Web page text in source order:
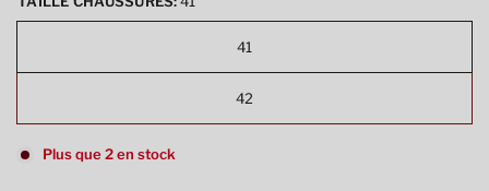
41
42
Plus que 2 en stock